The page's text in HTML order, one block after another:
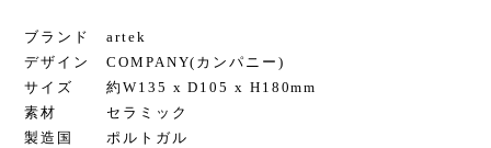
ブランド artek
デザイン COMPANY(カンパニー)
サイズ 約W135 x D105 x H180mm
素材 セラミック
製造国 ポルトガル